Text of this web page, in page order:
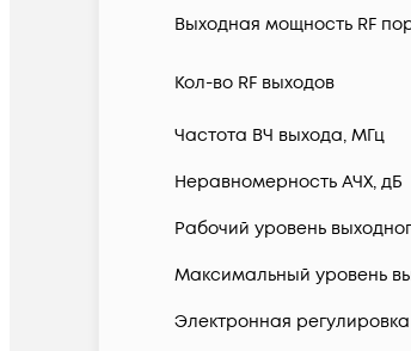
Выходная мощность RF
Кол-во RF выходов
Частота ВЧ выхода, МГц
Неравномерность АЧХ, дБ
Рабочий уровень
Максимальный уровень
Электронная регулировка